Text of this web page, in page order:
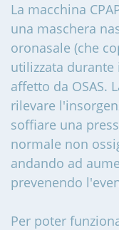
La macchina
una maschera
oronasale (che
utilizzata
affetto da OSAS.
rilevare
soffiare una
normale non
andando ad
prevenendo
Per poter